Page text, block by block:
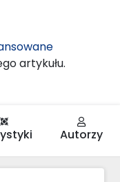
artykułu.
Autorzy